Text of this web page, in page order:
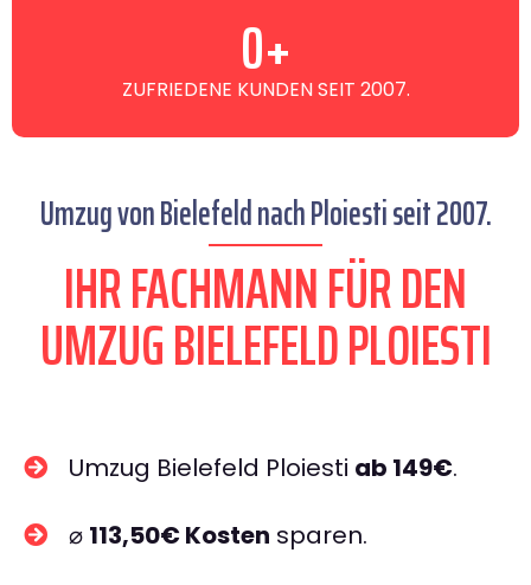
ZUFRIEDENE KUNDEN SEIT 2007.
0+
Umzug von Bielefeld nach Ploiesti seit 2007.
IHR FACHMANN FÜR DEN
UMZUG BIELEFELD PLOIESTI
Umzug Bielefeld Ploiesti ab 149€.
⌀ 113,50€ Kosten sparen.